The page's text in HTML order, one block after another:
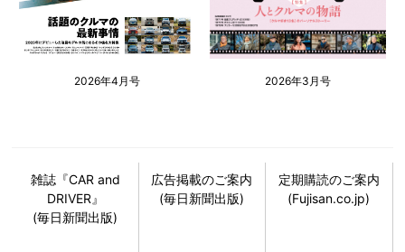
2026年4月号 2026年3月号
雑誌『CAR and
DRIVER』
(毎日新聞出版)
広告掲載のご案内
(毎日新聞出版)
定期購読のご案内
(Fujisan.co.jp)